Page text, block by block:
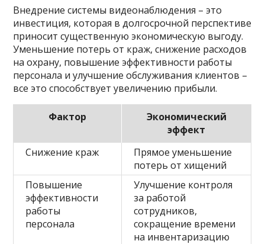
Внедрение системы видеонаблюдения – это
инвестиция, которая в долгосрочной перспективе
приносит существенную экономическую выгоду.
Уменьшение потерь от краж, снижение расходов
на охрану, повышение эффективности работы
персонала и улучшение обслуживания клиентов –
все это способствует увеличению прибыли.
Фактор
Экономический
эффект
Снижение краж
Прямое уменьшение
потерь от хищений
Повышение
эффективности
работы
персонала
Улучшение контроля
за работой
сотрудников,
сокращение времени
на инвентаризацию